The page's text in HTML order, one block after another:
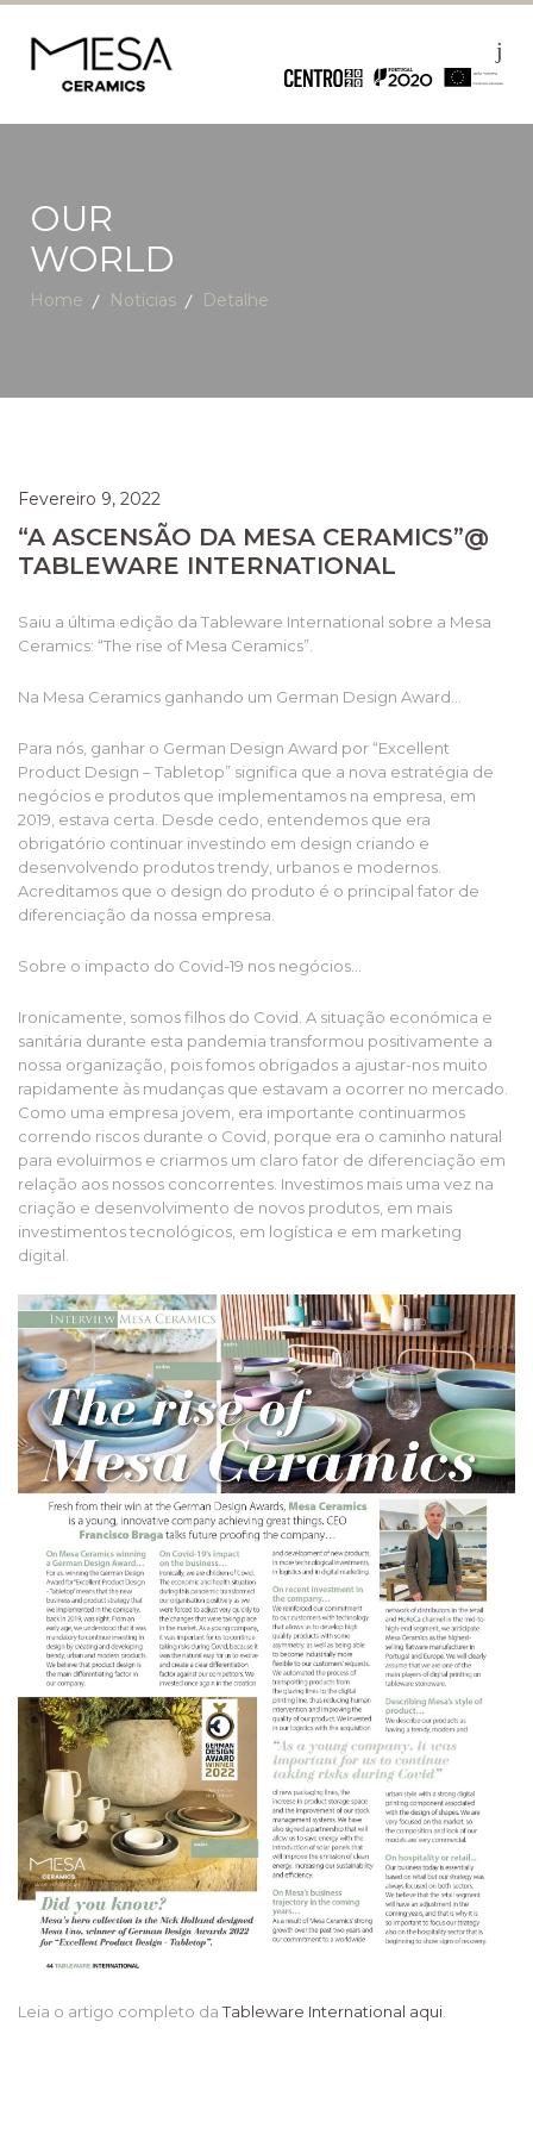
OUR
WORLD
Home Notícias Detalhe
Fevereiro 9, 2022
“A ASCENSÃO DA MESA CERAMICS”@
TABLEWARE INTERNATIONAL
Saiu a última edição da Tableware International sobre a Mesa
Ceramics: “The rise of Mesa Ceramics”.
Na Mesa Ceramics ganhando um German Design Award…
Para nós, ganhar o German Design Award por “Excellent
Product Design – Tabletop” significa que a nova estratégia de
negócios e produtos que implementamos na empresa, em
2019, estava certa. Desde cedo, entendemos que era
obrigatório continuar investindo em design criando e
desenvolvendo produtos trendy, urbanos e modernos.
Acreditamos que o design do produto é o principal fator de
diferenciação da nossa empresa.
Sobre o impacto do Covid-19 nos negócios…
Ironicamente, somos filhos do Covid. A situação económica e
sanitária durante esta pandemia transformou positivamente a
nossa organização, pois fomos obrigados a ajustar-nos muito
rapidamente às mudanças que estavam a ocorrer no mercado.
Como uma empresa jovem, era importante continuarmos
correndo riscos durante o Covid, porque era o caminho natural
para evoluirmos e criarmos um claro fator de diferenciação em
relação aos nossos concorrentes. Investimos mais uma vez na
criação e desenvolvimento de novos produtos, em mais
investimentos tecnológicos, em logística e em marketing
digital.
Leia o artigo completo daTableware International aqui.